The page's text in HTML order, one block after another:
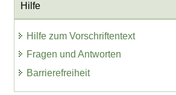
Hilfe
Hilfe zum Vorschriftentext
Fragen und Antworten
Barrierefreiheit